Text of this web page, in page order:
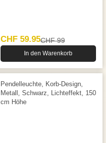
CHF 59.95CHF 99
In den Warenkorb
Pendelleuchte, Korb-Design,
Metall, Schwarz, Lichteffekt, 150
cm Höhe